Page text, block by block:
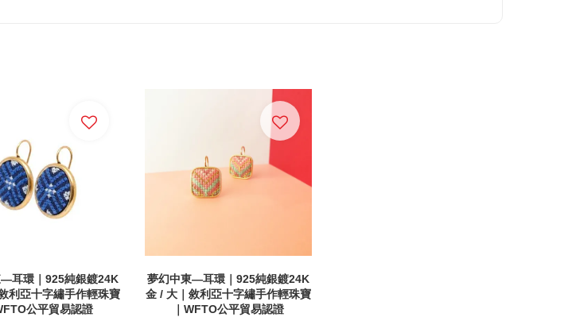
耳環｜925純銀鍍24K
利亞十字繡手作輕珠寶
公平貿易認證
夢幻中東—耳環｜925純銀鍍24K
金 / 大｜敘利亞十字繡手作輕珠寶
｜WFTO公平貿易認證